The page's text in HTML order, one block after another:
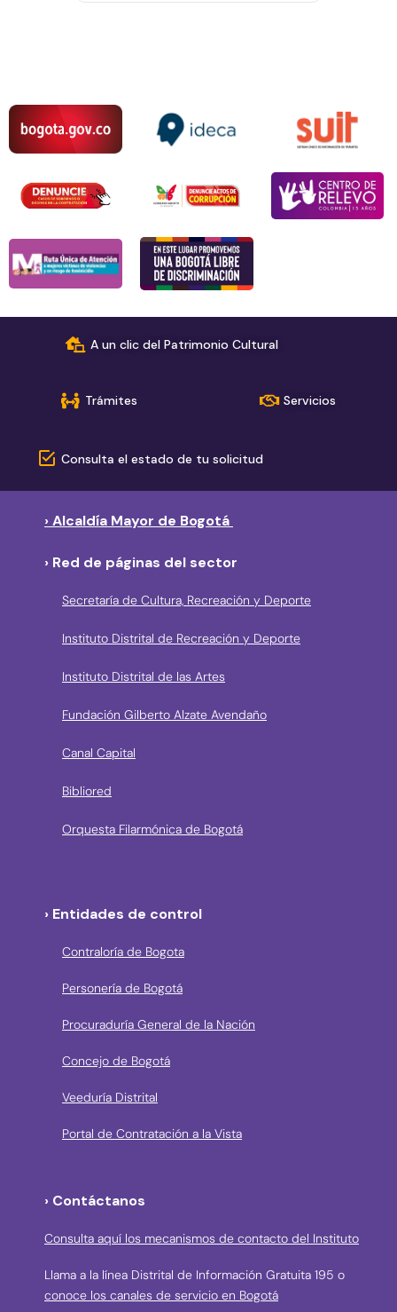
A un clic del Patrimonio Cultural
Trámites Servicios
Consulta el estado de tu solicitud
› Alcaldía Mayor de Bogotá
› Red de páginas del sector
Secretaría de Cultura, Recreación y Deporte
Instituto Distrital de Recreación y Deporte
Instituto Distrital de las Artes
Fundación Gilberto Alzate Avendaño
Canal Capital
Bibliored
Orquesta Filarmónica de Bogotá
› Entidades de control
Contraloría de Bogota
Personería de Bogotá
Procuraduría General de la Nación
Concejo de Bogotá
Veeduría Distrital
Portal de Contratación a la Vista
› Contáctanos
Consulta aquí los mecanismos de contacto del Instituto
Llama a la línea Distrital de Información Gratuita 195 o
conoce los canales de servicio en Bogotá